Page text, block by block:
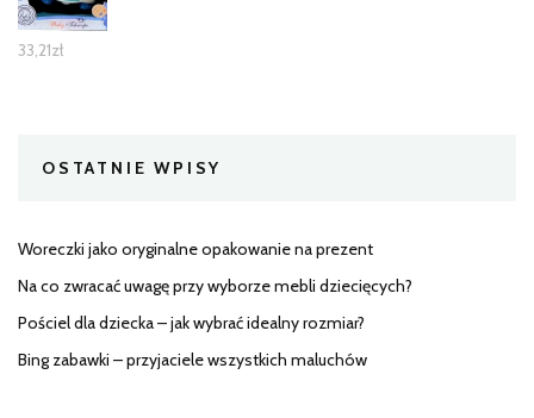
33,21zł
OSTATNIE WPISY
Woreczki jako oryginalne opakowanie na prezent
Na co zwracać uwagę przy wyborze mebli dziecięcych?
Pościel dla dziecka – jak wybrać idealny rozmiar?
Bing zabawki – przyjaciele wszystkich maluchów